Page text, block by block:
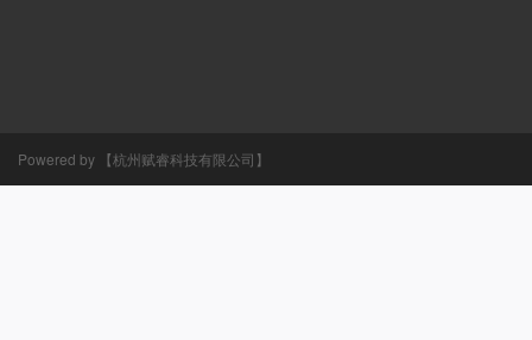
Powered by 【杭州赋睿科技有限公司】